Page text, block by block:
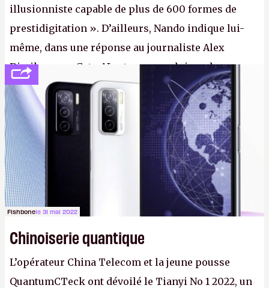
illusionniste capable de plus de 600 formes de
prestidigitation ». D’ailleurs, Nando indique lui-
même, dans une réponse au journaliste Alex
Dimikas, que Gato AI est « encore loin » de
prétendre réussir le célèbre test de Turing. (Crédit
photo : Pexels - Arthur Brognoli)
Fishbonele 31 mai 2022
Chinoiserie quantique
L’opérateur China Telecom et la jeune pousse
QuantumCTeck ont dévoilé le Tianyi No 1 2022, un